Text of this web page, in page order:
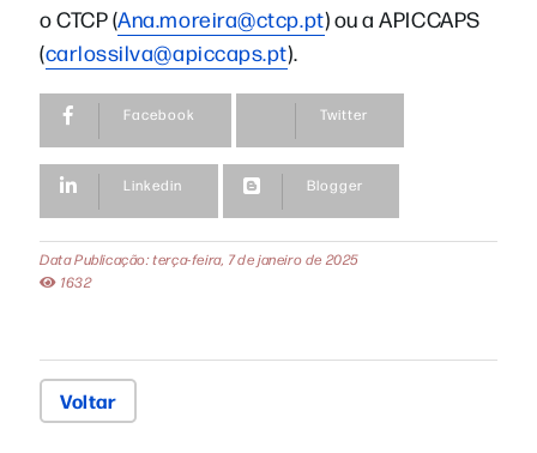
o CTCP (Ana.moreira@ctcp.pt) ou a APICCAPS
(carlossilva@apiccaps.pt).
Facebook Twitter
Linkedin Blogger
Data Publicação: terça-feira, 7 de janeiro de 2025
1632
Voltar